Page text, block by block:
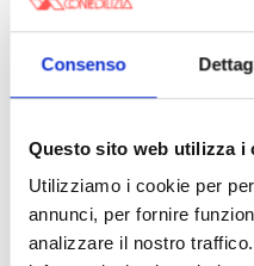
Consenso
Questo sito web utilizza i
Utilizziamo i cookie per
annunci, per fornire
analizzare il nostro
Italia Oggi –
〉 Rubriche